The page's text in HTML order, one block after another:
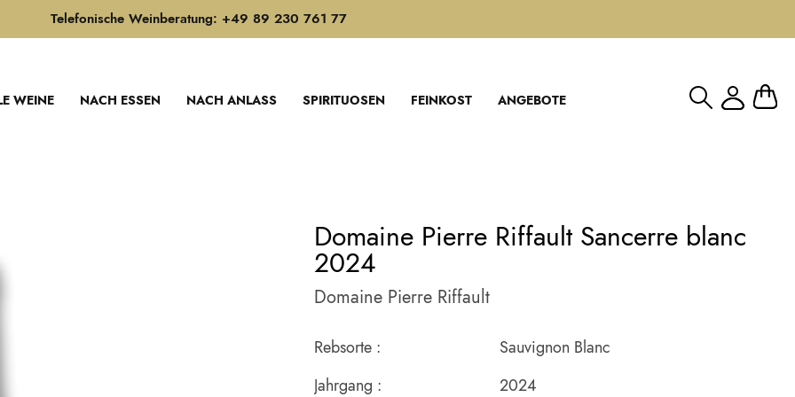
Telefonische Weinberatung: +49 89 230 761 77
WEINE NACH ESSEN NACH ANLASS SPIRITUOSEN FEINKOST ANGEBOTE
Mein
Domaine Pierre Riffault Sancerre blanc
2024
Domaine Pierre Riffault
Rebsorte :
Sauvignon Blanc
Jahrgang :
2024